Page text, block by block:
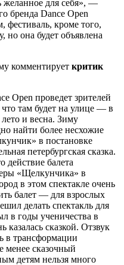
желанное для себя», —
бренда Dance Open
фестиваль, кроме того,
она будет объявлена
комментирует критик
Open проведет зрителей
там будет на улице — в
и весна. Зиму
найти более несхожие
в постановке
петербургская сказка.
действие балета
«Щелкунчика» в
в этом спектакле очень
балет — для взрослых
делать спектакль для
в годы ученичества в
казалась сказкой. Отзвук
в трансформации
менее сказочный
детям нельзя много